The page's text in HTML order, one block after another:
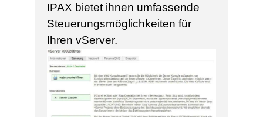
IPAX bietet ihnen umfassende
Steuerungsmöglichkeiten für
Ihren vServer.